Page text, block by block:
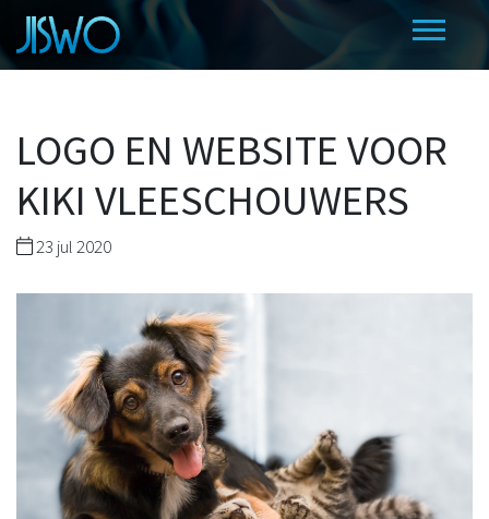
LOGO EN WEBSITE VOOR
KIKI VLEESCHOUWERS
23 jul 2020